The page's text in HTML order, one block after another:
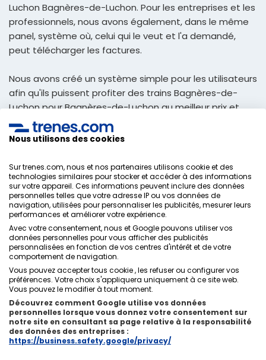
Luchon Bagnères-de-Luchon. Pour les entreprises et les
professionnels, nous avons également, dans le même
panel, système où, celui qui le veut et l'a demandé,
peut télécharger les factures.
Nous avons créé un système simple pour les utilisateurs
afin qu'ils puissent profiter des trains Bagnères-de-
Luchon pour Bagnères-de-Luchon au meilleur prix et
recevoir dans votre e-mail afin de pouvoir imprimer, et
avec eux, voyager manière la plus simple et
Politique de confidentialité
Conditions générales
Politique des Cookies
Politique de sécurité
Avis légal
Qui sommes-nous ixigo
Copyright © Trenes.com. Tous droits réservés.
Nous utilisons des cookies
Sur trenes.com, nous et nos partenaires utilisons cookie et des
technologies similaires pour stocker et accéder à des informations
sur votre appareil. Ces informations peuvent inclure des données
personnelles telles que votre adresse IP ou vos données de
navigation, utilisées pour personnaliser les publicités, mesurer leurs
performances et améliorer votre expérience.
Avec votre consentement, nous et Google pouvons utiliser vos
données personnelles pour vous afficher des publicités
personnalisées en fonction de vos centres d'intérêt et de votre
comportement de navigation.
Vous pouvez accepter tous cookie , les refuser ou configurer vos
préférences. Votre choix s'appliquera uniquement à ce site web.
Vous pouvez le modifier à tout moment.
Découvrez comment Google utilise vos données
personnelles lorsque vous donnez votre consentement sur
notre site en consultant sa page relative à la responsabilité
des données des entreprises :
https://business.safety.google/privacy/